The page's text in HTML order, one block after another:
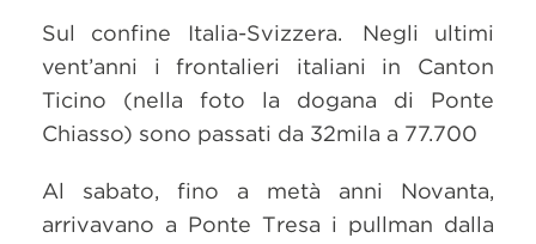
Sul confine Italia-Svizzera. Negli ultimi
vent’anni i frontalieri italiani in Canton
Ticino (nella foto la dogana di Ponte
Chiasso) sono passati da 32mila a 77.700
Al sabato, fino a metà anni Novanta,
arrivavano a Ponte Tresa i pullman dalla